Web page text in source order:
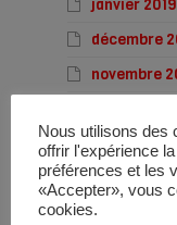
janvier 2019
décembre
novembre
septembre
août 2018
juillet 2018
Nous utilisons des
offrir l'expérience
préférences et les
«Accepter», vous
cookies.